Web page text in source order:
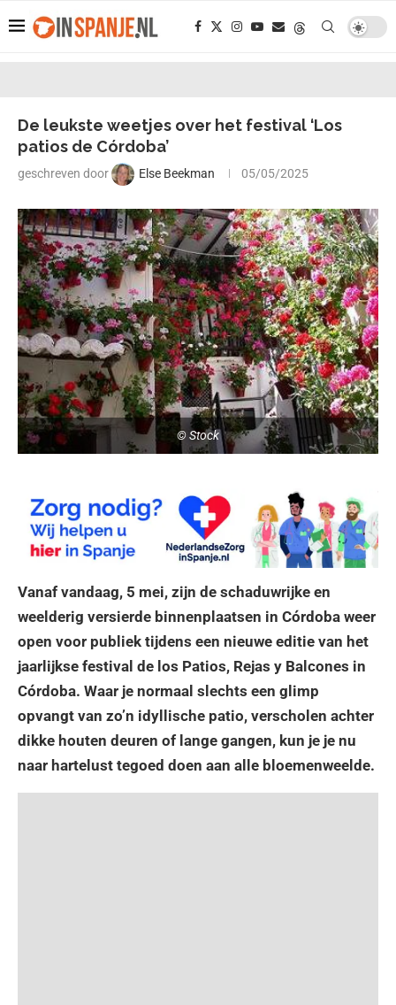
De leukste weetjes over het festival ‘Los
patios de Córdoba’
geschreven door Else Beekman 05/05/2025
© Stock
Vanaf vandaag, 5 mei, zijn de schaduwrijke en
weelderig versierde binnenplaatsen in Córdoba weer
open voor publiek tijdens een nieuwe editie van het
jaarlijkse festival de los Patios, Rejas y Balcones in
Córdoba. Waar je normaal slechts een glimp
opvangt van zo’n idyllische patio, verscholen achter
dikke houten deuren of lange gangen, kun je je nu
naar hartelust tegoed doen aan alle bloemenweelde.